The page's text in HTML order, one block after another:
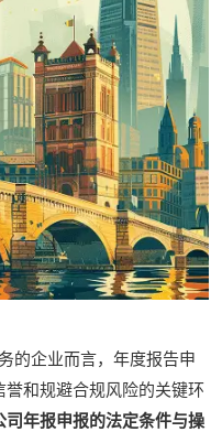
企业而言，年度报告申
和规避合规风险的关键环
司年报申报的法定条件与操